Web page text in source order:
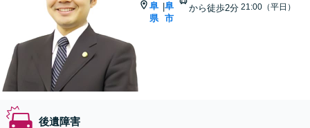
阜
県
|阜
市
から徒歩2分 21:00（平日）
後遺障害